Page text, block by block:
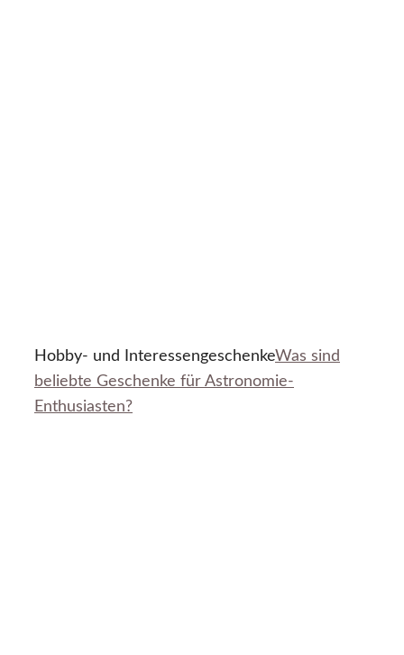
Hobby- und InteressengeschenkeWas sind
beliebte Geschenke für Astronomie-
Enthusiasten?